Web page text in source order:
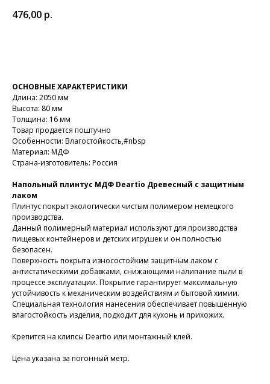
476,00 р.
ОСНОВНЫЕ ХАРАКТЕРИСТИКИ
Длина: 2050 мм
Высота: 80 мм
Толщина: 16 мм
Товар продается поштучно
Особенности: Влагостойкость,#nbsp
Материал: МДФ
Страна-изготовитель: Россия
Напольный плинтус МДФ Deartio Древесный с защитным
лаком
Плинтус покрыт экологически чистым полимером немецкого
производства.
Данный полимерный материал используют для производства
пищевых контейнеров и детских игрушек и он полностью
безопасен.
Поверхность покрыта износостойким защитным лаком с
антистатическими добавками, снижающими налипание пыли в
процессе эксплуатации. Покрытие гарантирует максимальную
устойчивость к механическим воздействиям и бытовой химии.
Специальная технология нанесения обеспечивает повышенную
влагостойкость изделия, подходит для кухонь и прихожих.
Крепится на клипсы Deartio или монтажный клей.
Цена указана за погонный метр.